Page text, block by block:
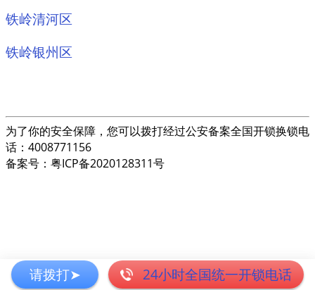
铁岭清河区
铁岭银州区
请拨打➤ 24小时全国统一开锁电话
为了你的安全保障，您可以拨打经过公安备案全国开锁换锁电
话：4008771156
备案号：粤ICP备2020128311号